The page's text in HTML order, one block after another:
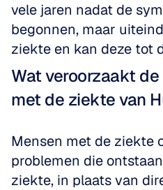
vele jaren nadat de
begonnen, maar
ziekte en kan deze tot
Wat veroorzaakt
met de ziekte van
Mensen met de ziekte
problemen die
ziekte, in plaats van